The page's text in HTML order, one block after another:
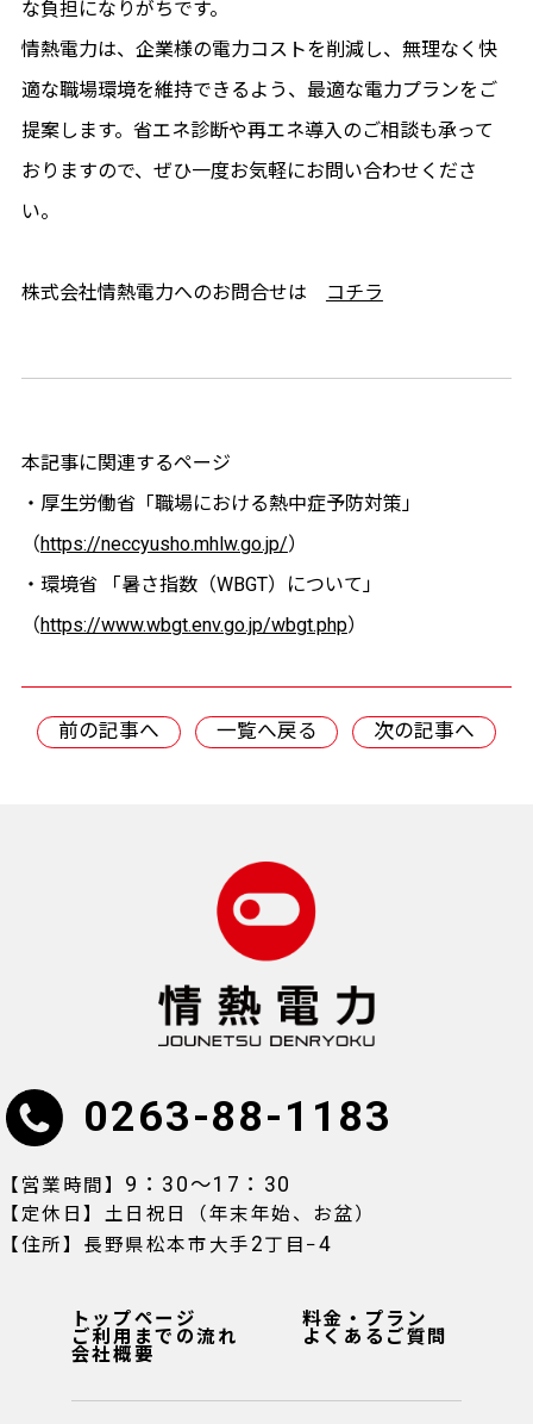
な負担になりがちです。
情熱電力は、企業様の電力コストを削減し、無理なく快
適な職場環境を維持できるよう、最適な電力プランをご
提案します。省エネ診断や再エネ導入のご相談も承って
おりますので、ぜひ一度お気軽にお問い合わせくださ
い。
株式会社情熱電力へのお問合せは コチラ
本記事に関連するページ
・厚生労働省「職場における熱中症予防対策」
（ https://neccyusho.mhlw.go.jp/）
・環境省 「暑さ指数（WBGT）について」
（ https://www.wbgt.env.go.jp/wbgt.php）
前の記事へ 一覧へ戻る 次の記事へ
0263-88-1183
【営業時間】 9：30〜17：30
【定休日】土日祝日（年末年始、お盆）
【住所】長野県松本市大手 2丁目−4
トップページ
料金・プラン
ご利用までの流れ
よくあるご質問
会社概要